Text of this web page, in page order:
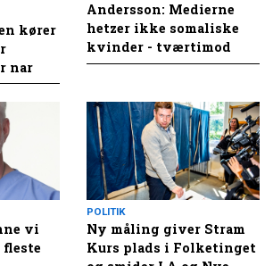
kører
nar
Andersson: Medierne
hetzer ikke somaliske
kvinder - tværtimod
vi
fleste
POLITIK
Ny måling giver Stram
Kurs plads i Folketinget